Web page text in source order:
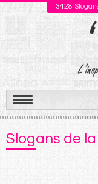
3428
Aller
au
contenu
Slogans de